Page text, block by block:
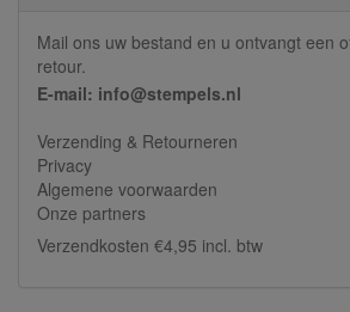
Mail ons uw bestand en u ontvangt een
retour.
E-mail: info@stempels.nl
Verzending & Retourneren
Privacy
Algemene voorwaarden
Onze partners
Verzendkosten €4,95 incl. btw